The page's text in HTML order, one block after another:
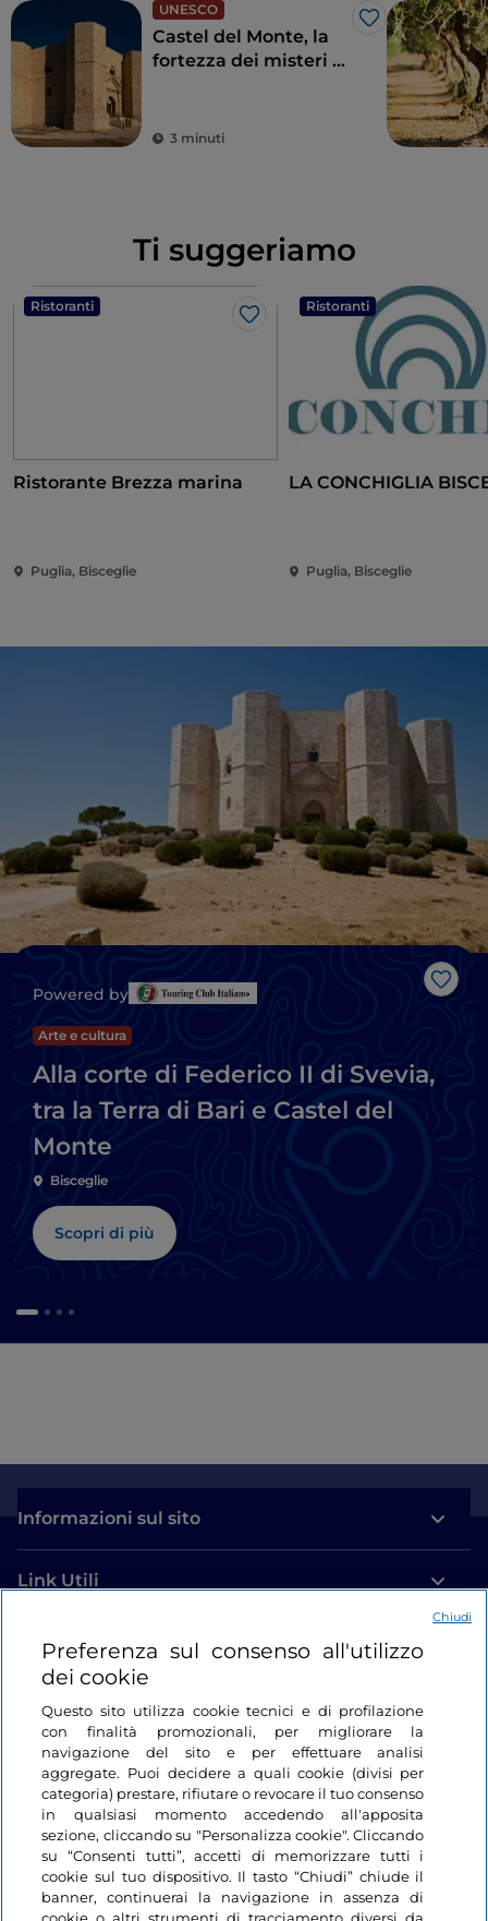
UNESCO
Like
Castel del Monte, la
fortezza dei misteri di
3 minuti
Ti suggeriamo
Ristoranti
Like
Ristorante Brezza marina
Puglia, Bisceglie
Ristoranti
LA CONCHIGLIA
Puglia, Bisceglie
Like
Powered by
Arte e cultura
Alla corte di Federico II di Svevia,
tra la Terra di Bari e Castel del
Monte
Bisceglie
Scopri di più
Informazioni sul sito
Link Utili
Login
Restiamo in contatto
Preferenza sul consenso all'utilizzo
dei cookie
Questo sito utilizza cookie tecnici e di profilazione
con finalità promozionali, per migliorare la
navigazione del sito e per effettuare analisi
aggregate. Puoi decidere a quali cookie (divisi per
categoria) prestare, rifiutare o revocare il tuo consenso
in qualsiasi momento accedendo all'apposita
sezione, cliccando su "Personalizza cookie". Cliccando
su “Consenti tutti”, accetti di memorizzare tutti i
cookie sul tuo dispositivo. Il tasto “Chiudi” chiude il
banner, continuerai la navigazione in assenza di
Chiudi